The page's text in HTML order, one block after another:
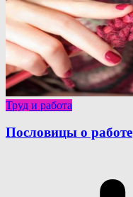
Труд и работа
Пословицы о работе